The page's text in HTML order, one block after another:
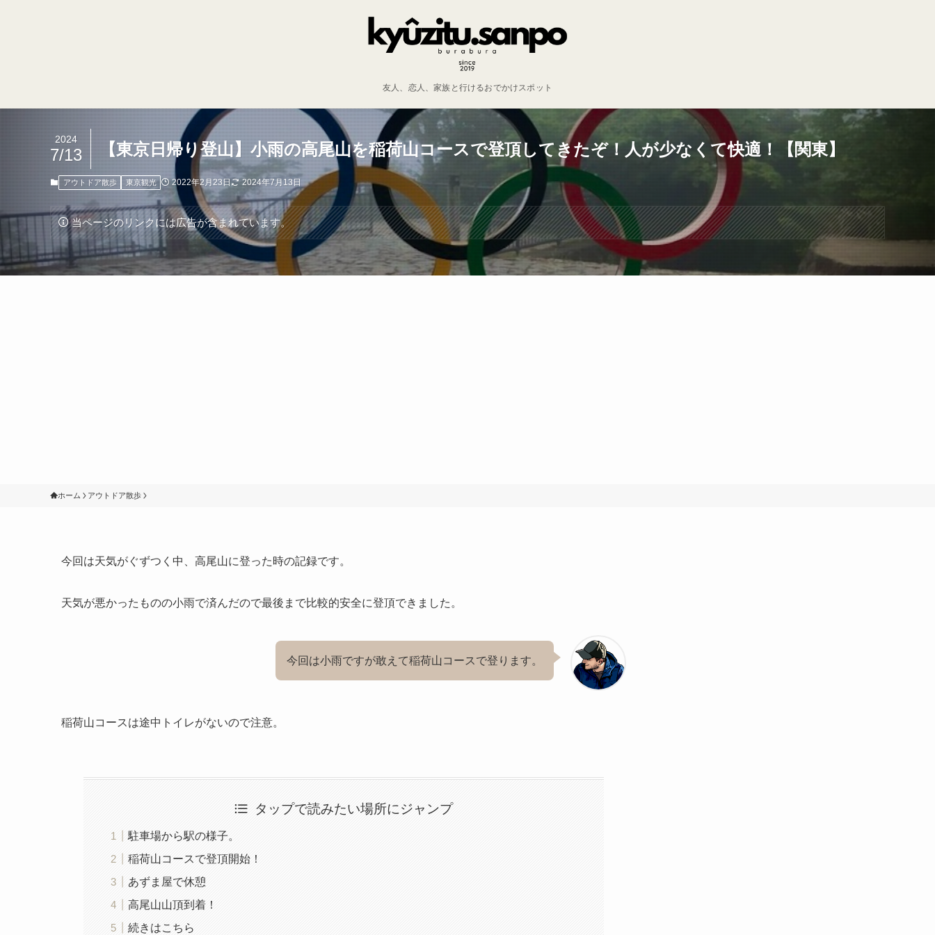
友人、恋人、家族と行けるおでかけスポット
【東京日帰り登山】小雨の高尾山を稲荷山コースで登頂してきたぞ！人が少なくて快適！【関東】
2024
7/13
アウトドア散歩 東京観光 2022年2月23日 2024年7月13日
当ページのリンクには広告が含まれています。
ホーム アウトドア散歩
今回は天気がぐずつく中、高尾山に登った時の記録です。
天気が悪かったものの小雨で済んだので最後まで比較的安全に登頂できました。
今回は小雨ですが敢えて稲荷山コースで登ります。
稲荷山コースは途中トイレがないので注意。
タップで読みたい場所にジャンプ
駐車場から駅の様子。
稲荷山コースで登頂開始！
あずま屋で休憩
高尾山山頂到着！
続きはこちら